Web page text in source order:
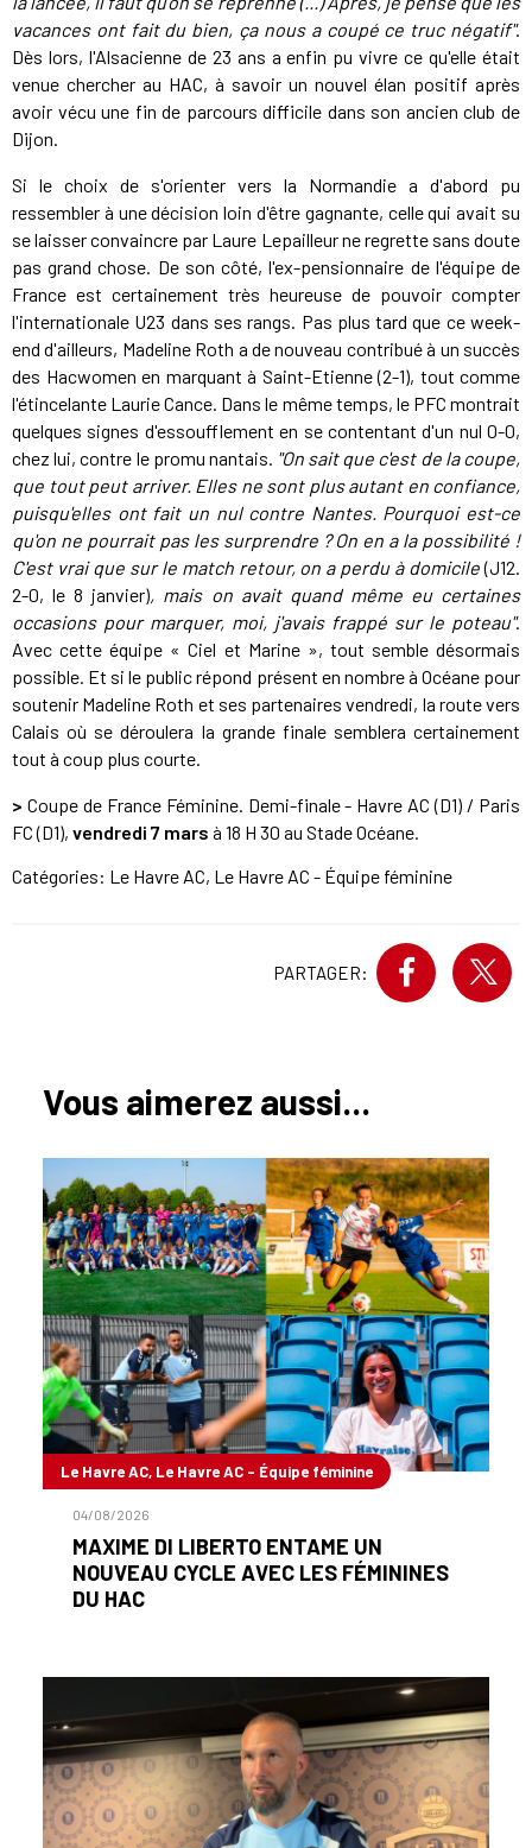
vacances ont fait du bien, ça nous a coupé ce truc négatif".
Dès lors, l'Alsacienne de 23 ans a enfin pu vivre ce qu'elle était
venue chercher au HAC, à savoir un nouvel élan positif après
avoir vécu une fin de parcours difficile dans son ancien club de
Dijon.
Si le choix de s'orienter vers la Normandie a d'abord pu
ressembler à une décision loin d'être gagnante, celle qui avait su
se laisser convaincre par Laure Lepailleur ne regrette sans doute
pas grand chose. De son côté, l'ex-pensionnaire de l'équipe de
France est certainement très heureuse de pouvoir compter
l'internationale U23 dans ses rangs. Pas plus tard que ce week-
end d'ailleurs, Madeline Roth a de nouveau contribué à un succès
des Hacwomen en marquant à Saint-Etienne (2-1), tout comme
l'étincelante Laurie Cance. Dans le même temps, le PFC montrait
quelques signes d'essoufflement en se contentant d'un nul 0-0,
chez lui, contre le promu nantais. "On sait que c'est de la coupe,
que tout peut arriver. Elles ne sont plus autant en confiance,
puisqu'elles ont fait un nul contre Nantes. Pourquoi est-ce
qu'on ne pourrait pas les surprendre ? On en a la possibilité !
C'est vrai que sur le match retour, on a perdu à domicile(J12.
2-0, le 8 janvier), mais on avait quand même eu certaines
occasions pour marquer, moi, j'avais frappé sur le poteau".
Avec cette équipe « Ciel et Marine », tout semble désormais
possible. Et si le public répond présent en nombre à Océane pour
soutenir Madeline Roth et ses partenaires vendredi, la route vers
Calais où se déroulera la grande finale semblera certainement
tout à coup plus courte.
> Coupe de France Féminine. Demi-finale - Havre AC (D1) / Paris
FC (D1), vendredi 7 mars à 18 H 30 au Stade Océane.
Catégories: Le Havre AC, Le Havre AC - Équipe féminine
PARTAGER:
Vous aimerez aussi...
Le Havre AC, Le Havre AC - Équipe féminine
04/08/2026
MAXIME DI LIBERTO ENTAME UN
NOUVEAU CYCLE AVEC LES FÉMININES
DU HAC